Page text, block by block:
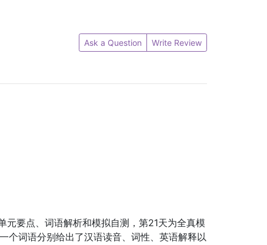
Ask a Question Write Review
要点、词语解析和模拟自测，第21天为全真模
词语分别给出了汉语读音、词性、英语解释以